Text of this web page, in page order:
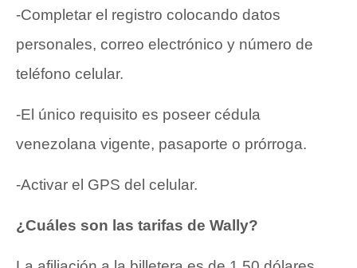
-Completar el registro colocando datos
personales, correo electrónico y número de
teléfono celular.
-El único requisito es poseer cédula
venezolana vigente, pasaporte o prórroga.
-Activar el GPS del celular.
¿Cuáles son las tarifas de Wally?